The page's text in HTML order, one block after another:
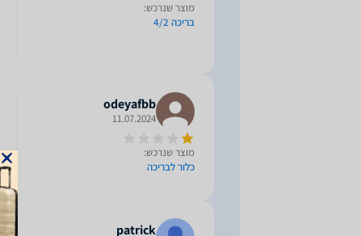
מוצר שנרכש:
בריכה 4/2
odeyafbb
11.07.2024
מוצר שנרכש:
כלור לבריכה
patrick